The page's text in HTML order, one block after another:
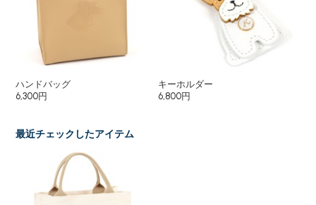
ハンドバッグ
6,300円
キーホルダー
6,800円
最近チェックしたアイテム